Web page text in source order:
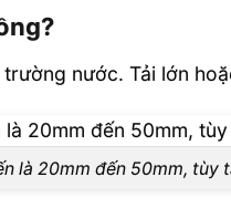
nước. Tải lớn
là 20mm đến 50mm, tùy